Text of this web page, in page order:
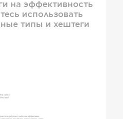
на эффективность
использовать
типы и хештеги